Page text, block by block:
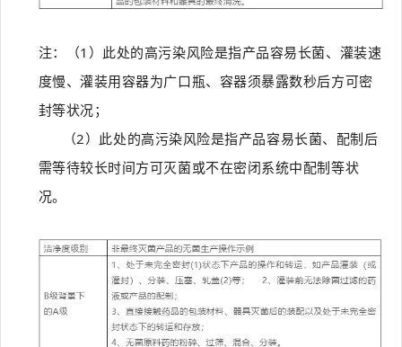
注：（1）此处的高污染风险是指产品容易长菌、灌装速
度慢、灌装用容器为广口瓶、容器须暴露数秒后方可密
封等状况；
（2）此处的高污染风险是指产品容易长菌、配制后
需等待较长时间方可灭菌或不在密闭系统中配制等状
况。